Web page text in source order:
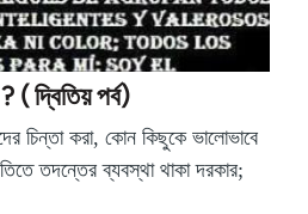
( দ্বিতিয় পর্ব)
চিন্তা করা, কোন কিছুকে ভালোভাবে
তদন্তের ব্যবস্থা থাকা দরকার;